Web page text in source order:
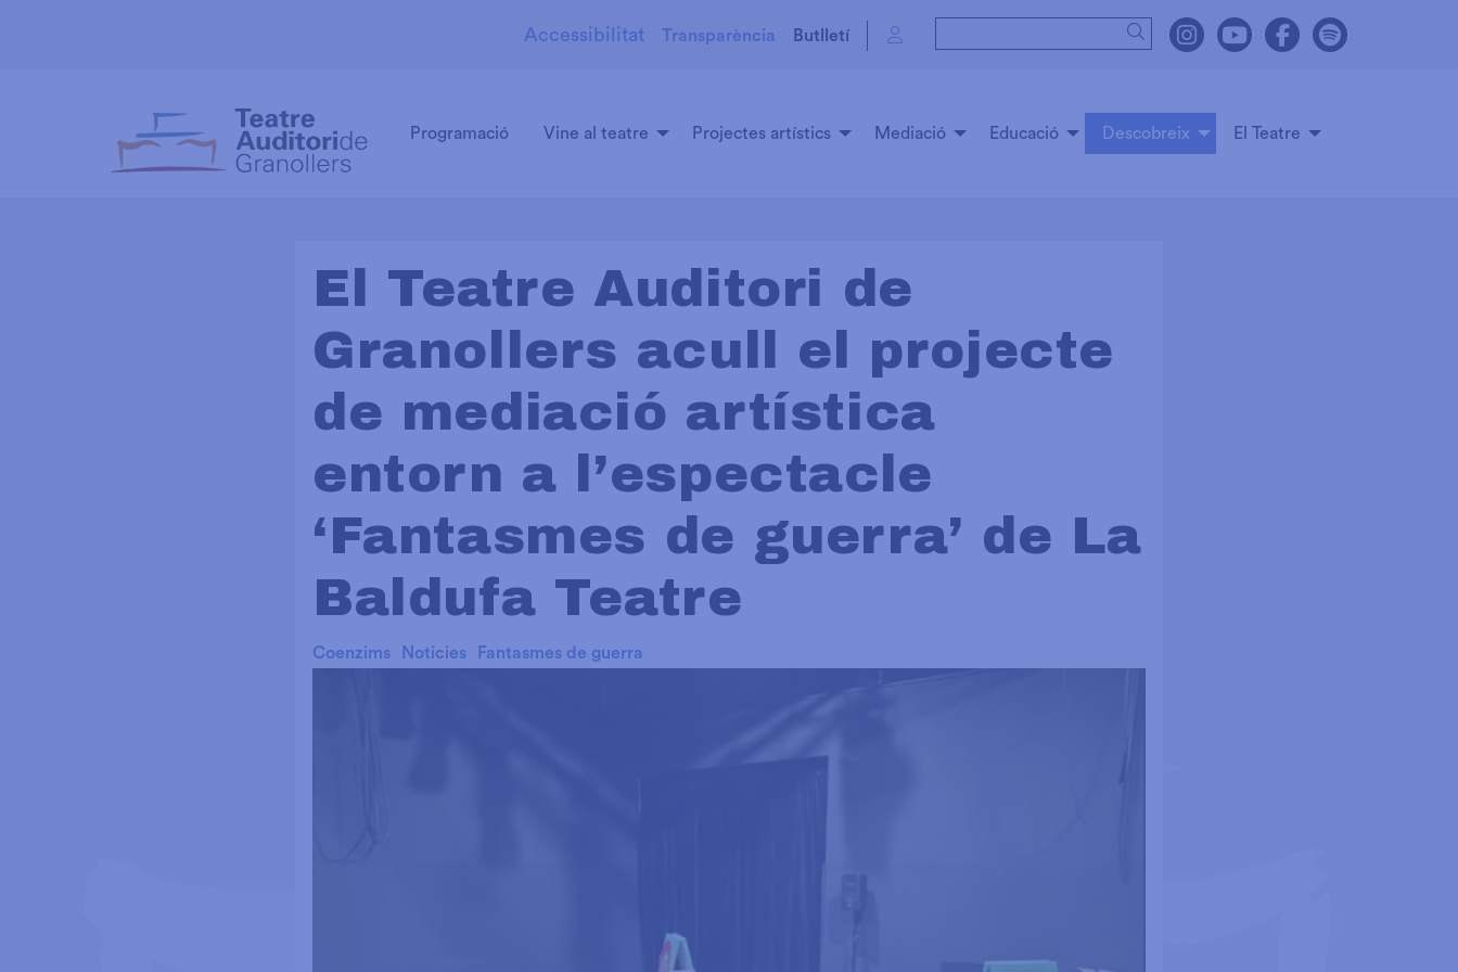
Link a instagram
Link a youtube
Link a facebook
Link a
Cercar
Butlletí
Transparència
Accessibilitat
Programació Vine al teatre Projectes artístics Mediació Educació Descobreix El Teatre
El Teatre Auditori de
Granollers acull el projecte
de mediació artística
entorn a l’espectacle
‘Fantasmes de guerra’ de La
Baldufa Teatre
Coenzims Noticies Fantasmes de guerra